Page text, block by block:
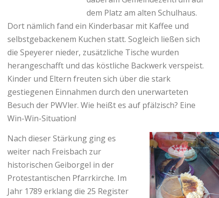
dem Platz am alten Schulhaus.
Dort nämlich fand ein Kinderbasar mit Kaffee und
selbstgebackenem Kuchen statt. Sogleich ließen sich
die Speyerer nieder, zusätzliche Tische wurden
herangeschafft und das köstliche Backwerk verspeist.
Kinder und Eltern freuten sich über die stark
gestiegenen Einnahmen durch den unerwarteten
Besuch der PWVler. Wie heißt es auf pfälzisch? Eine
Win-Win-Situation!
Nach dieser Stärkung ging es
weiter nach Freisbach zur
historischen Geiborgel in der
Protestantischen Pfarrkirche. Im
Jahr 1789 erklang die 25 Register